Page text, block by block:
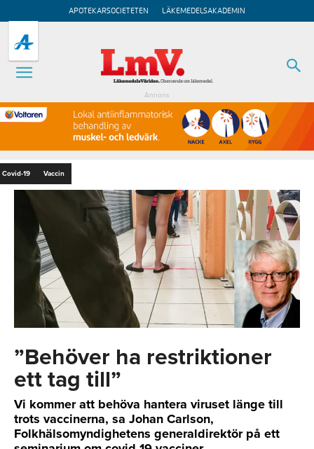
APOTEKARSOCIETETEN LÄKEMEDELSAKADEMIN
Annons
Covid-19 Vaccin
”Behöver ha restriktioner
ett tag till”
Vi kommer att behöva hantera viruset länge till
trots vaccinerna, sa Johan Carlson,
Folkhälsomyndighetens generaldirektör på ett